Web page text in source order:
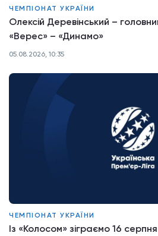
ЧЕМПІОНАТ УКРАЇНИ
Олексій Деревінський –
«Верес» – «Динамо»
05.08.2026, 10:35
ЧЕМПІОНАТ УКРАЇНИ
Із «Колосом» зіграємо 16 серпня